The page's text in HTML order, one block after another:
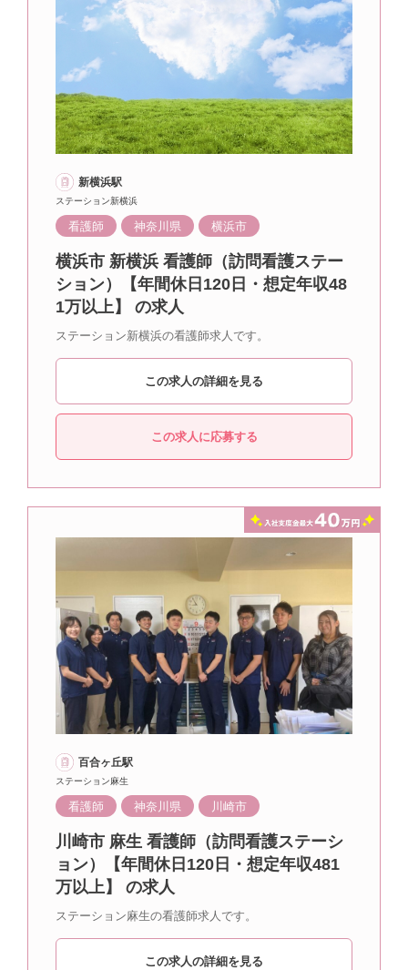
新横浜駅
ステーション新横浜
看護師 神奈川県 横浜市
横浜市 新横浜 看護師（訪問看護ステー
ション）【年間休日120日・想定年収48
1万以上】 の求人
ステーション新横浜の看護師求人です。
この求人の詳細を見る
この求人に応募する
百合ヶ丘駅
ステーション麻生
看護師 神奈川県 川崎市
川崎市 麻生 看護師（訪問看護ステーシ
ョン）【年間休日120日・想定年収481
万以上】 の求人
ステーション麻生の看護師求人です。
この求人の詳細を見る